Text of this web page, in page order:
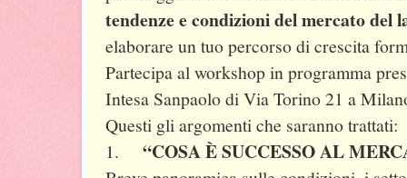
tendenze e condizioni del mercato del
elaborare un tuo percorso di crescita
Partecipa al workshop in programma
Intesa Sanpaolo di Via Torino21 a
Questi gli argomenti che saranno trattati:
1. “COSA È SUCCESSO AL